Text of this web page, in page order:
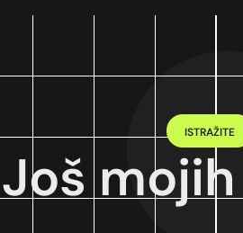
ISTRAŽITE
Još